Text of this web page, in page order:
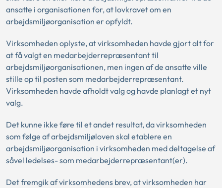
ansatte i organisationen for, at lovkravet om en
arbejdsmiljøorganisation er opfyldt.
Virksomheden oplyste, at virksomheden havde gjort alt for
at få valgt en medarbejderrepræsentant til
arbejdsmiljøorganisationen, men ingen af de ansatte ville
stille op til posten som medarbejderrepræsentant.
Virksomheden havde afholdt valg og havde planlagt et nyt
valg.
Det kunne ikke føre til et andet resultat, da virksomheden
som følge af arbejdsmiljøloven skal etablere en
arbejdsmiljøorganisation i virksomheden med deltagelse af
såvel ledelses- som medarbejderrepræsentant(er).
Det fremgik af virksomhedens brev, at virksomheden har